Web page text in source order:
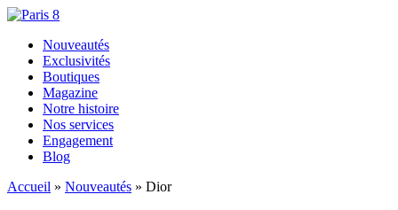
Nouveautés
Exclusivités
Boutiques
Magazine
Notre histoire
Nos services
Engagement
Blog
Accueil » Nouveautés » Dior